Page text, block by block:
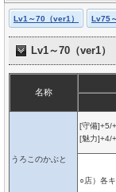
Lv1～70（ver1） Lv75
Lv1～70（ver1）
名称
うろこのかぶと
[守備]+5/
[魅力]+4/
○店）各